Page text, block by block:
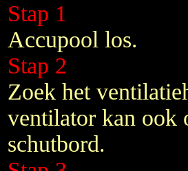
Stap 1
Accupool los.
Stap 2
Zoek het
ventilator kan ook
schutbord.